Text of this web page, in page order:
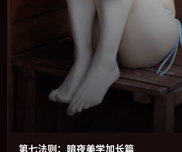
第七法则：暗夜美学加长篇